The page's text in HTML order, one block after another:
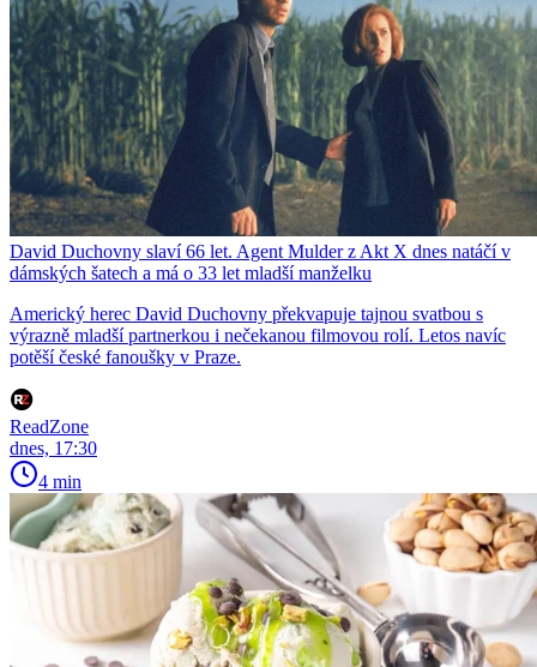
David Duchovny slaví 66 let. Agent Mulder z Akt X dnes natáčí v
dámských šatech a má o 33 let mladší manželku
Americký herec David Duchovny překvapuje tajnou svatbou s
výrazně mladší partnerkou i nečekanou filmovou rolí. Letos navíc
potěší české fanoušky v Praze.
ReadZone
dnes, 17:30
4 min